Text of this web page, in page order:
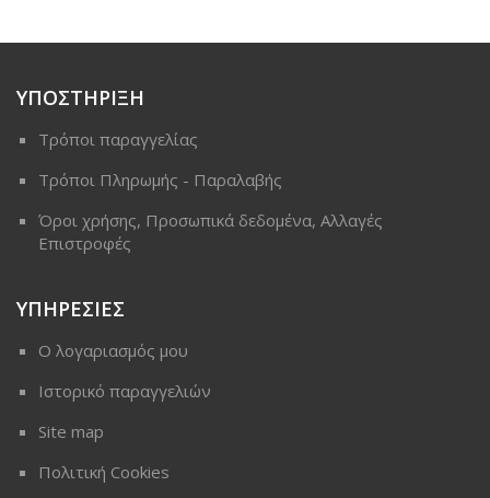
ΥΠΟΣΤΗΡΙΞΗ
Τρόποι παραγγελίας
Τρόποι Πληρωμής - Παραλαβής
Όροι χρήσης, Προσωπικά δεδομένα, Αλλαγές
Επιστροφές
ΥΠΗΡΕΣΙΕΣ
Ο λογαριασμός μου
Ιστορικό παραγγελιών
Site map
Πολιτική Cookies